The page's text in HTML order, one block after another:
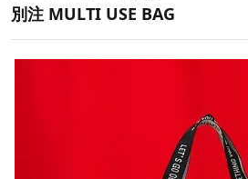
別注 MULTI USE BAG